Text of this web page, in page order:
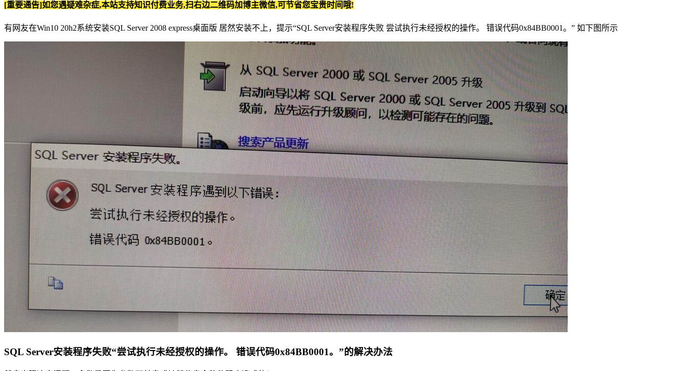
[重要通告]如您遇疑难杂症,本站支持知识付费业务,扫右边二维码加博主微信,可节省您宝贵时间哦!
有网友在Win10 20h2系统安装SQL Server 2008 express桌面版 居然安装不上，提示“SQL Server安装程序失败 尝试执行未经授权的操作。 错误代码0x84BB0001。” 如下图所示
SQL Server安装程序失败“尝试执行未经授权的操作。 错误代码0x84BB0001。”的解决办法